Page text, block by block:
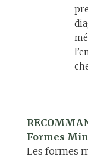
Formes
Les formes